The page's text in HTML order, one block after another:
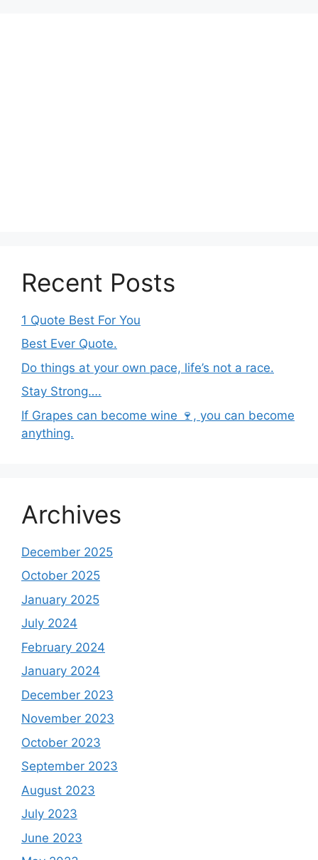
Recent Posts
1 Quote Best For You
Best Ever Quote.
Do things at your own pace, life’s not a race.
Stay Strong….
If Grapes can become wine 🍷, you can become
anything.
Archives
December 2025
October 2025
January 2025
July 2024
February 2024
January 2024
December 2023
November 2023
October 2023
September 2023
August 2023
July 2023
June 2023